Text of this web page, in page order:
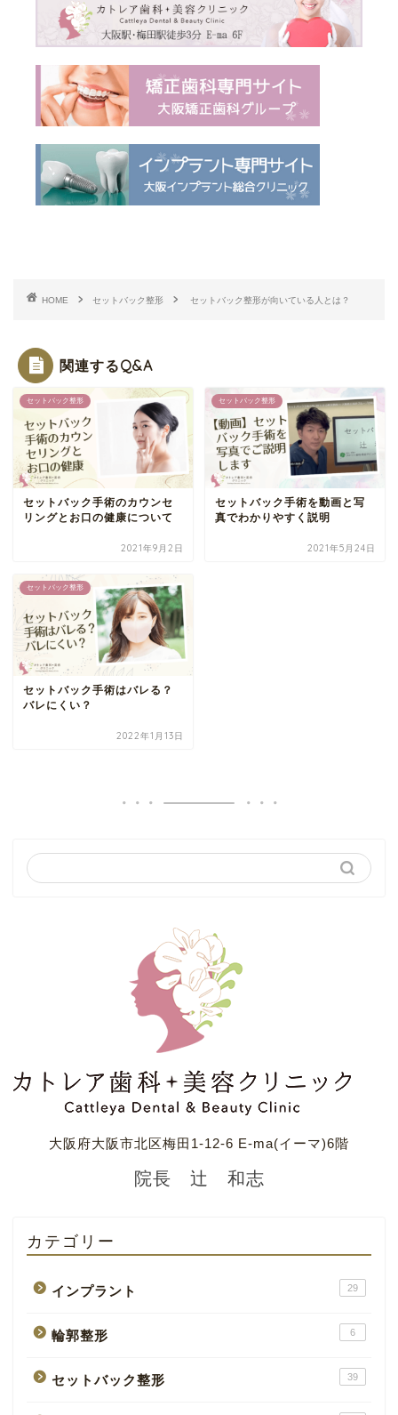
HOME セットバック整形 セットバック整形が向いている人とは？
関連するQ&A
セットバック整形
セットバック手術のカウンセ
リングとお口の健康について
2021年9月2日
セットバック整形
セットバック手術を動画と写
真でわかりやすく説明
2021年5月24日
セットバック整形
セットバック手術はバレる？
バレにくい？
2022年1月13日
大阪府大阪市北区梅田1-12-6 E-ma(イーマ)6階
院長 辻 和志
カテゴリー
インプラント 29
輪郭整形 6
セットバック整形 39